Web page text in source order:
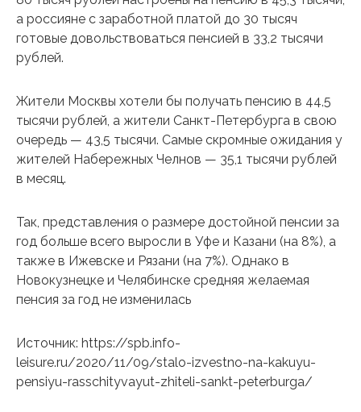
а россияне с заработной платой до 30 тысяч
готовые довольствоваться пенсией в 33,2 тысячи
рублей.
Жители Москвы хотели бы получать пенсию в 44,5
тысячи рублей, а жители Санкт-Петербурга в свою
очередь — 43,5 тысячи. Самые скромные ожидания у
жителей Набережных Челнов — 35,1 тысячи рублей
в месяц.
Так, представления о размере достойной пенсии за
год больше всего выросли в Уфе и Казани (на 8%), а
также в Ижевске и Рязани (на 7%). Однако в
Новокузнецке и Челябинске средняя желаемая
пенсия за год не изменилась
Источник: https://spb.info-
leisure.ru/2020/11/09/stalo-izvestno-na-kakuyu-
pensiyu-rasschityvayut-zhiteli-sankt-peterburga/